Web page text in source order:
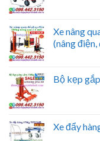
Xe nâng
(nâng
Bộ kẹp
Xe đẩy